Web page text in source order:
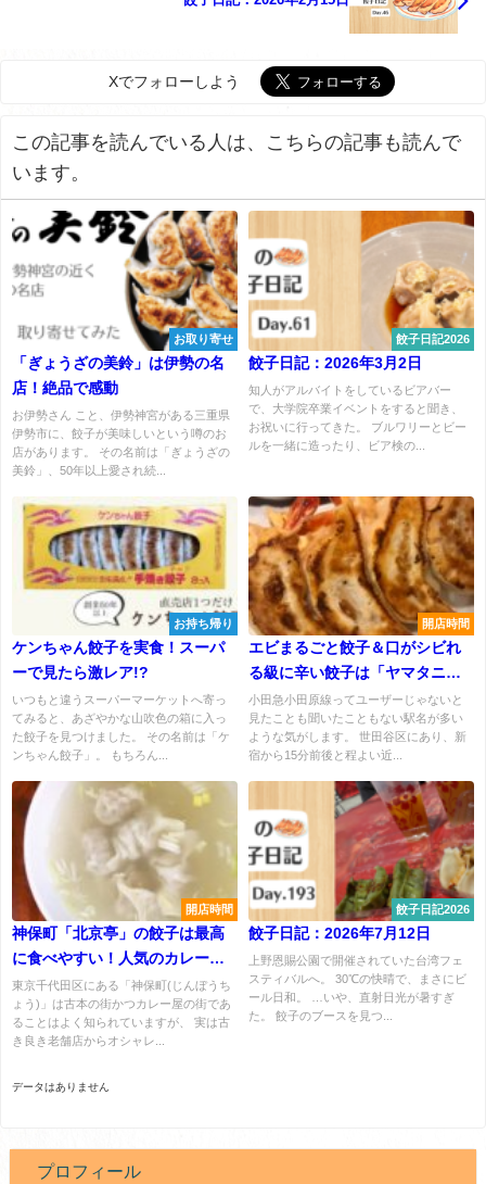
Xでフォローしよう
この記事を読んでいる人は、こちらの記事も読んで
います。
お取り寄せ
「ぎょうざの美鈴」は伊勢の名
店！絶品で感動
お伊勢さん こと、伊勢神宮がある三重県
伊勢市に、餃子が美味しいという噂のお
店があります。 その名前は「ぎょうざの
美鈴」、50年以上愛され続...
餃子日記2026
餃子日記：2026年3月2日
知人がアルバイトをしているビアバー
で、大学院卒業イベントをすると聞き、
お祝いに行ってきた。 ブルワリーとビー
ルを一緒に造ったり、ビア検の...
お持ち帰り
ケンちゃん餃子を実食！スーパ
ーで見たら激レア!?
いつもと違うスーパーマーケットへ寄っ
てみると、あざやかな山吹色の箱に入っ
た餃子を見つけました。 その名前は「ケ
ンちゃん餃子」。 もちろん...
開店時間
エビまるごと餃子＆口がシビれ
る級に辛い餃子は「ヤマタニ餃
子」だけ
小田急小田原線ってユーザーじゃないと
見たことも聞いたこともない駅名が多い
ような気がします。 世田谷区にあり、新
宿から15分前後と程よい近...
開店時間
神保町「北京亭」の餃子は最高
に食べやすい！人気のカレーと
は？
東京千代田区にある「神保町(じんぼうち
ょう)」は古本の街かつカレー屋の街であ
ることはよく知られていますが、 実は古
き良き老舗店からオシャレ...
餃子日記2026
餃子日記：2026年7月12日
上野恩賜公園で開催されていた台湾フェ
スティバルへ。 30℃の快晴で、まさにビ
ール日和。 …いや、直射日光が暑すぎ
た。 餃子のブースを見つ...
データはありません
プロフィール